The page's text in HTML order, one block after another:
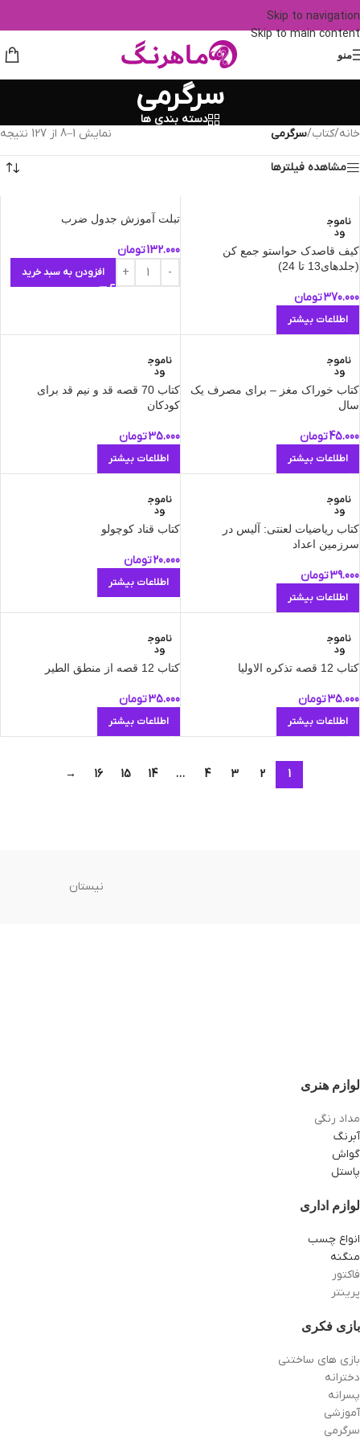
Skip to navigation
Skip to main content
منو
سرگرمی
دسته بندی ها
خانه/کتاب/سرگرمی نمایش 1–8 از 127 نتیجه
مشاهده فیلترها
ناموج
ود
کیف قاصدک حواستو جمع کن
(جلدهای13 تا 24)
370.000تومان
اطلاعات بیشتر
تبلت آموزش جدول ضرب
132.000تومان
افزودن به سبد خرید
ناموج
ود
کتاب خوراک مغز – برای مصرف یک
سال
45.000تومان
اطلاعات بیشتر
ناموج
ود
کتاب 70 قصه قد و نیم ‌قد برای
کودکان
35.000تومان
اطلاعات بیشتر
ناموج
ود
کتاب ریاضیات لعنتی: آلیس در
سرزمین اعداد
39.000تومان
اطلاعات بیشتر
ناموج
ود
کتاب قناد کوچولو
20.000تومان
اطلاعات بیشتر
ناموج
ود
کتاب 12 قصه تذکره الاولیا
35.000تومان
اطلاعات بیشتر
ناموج
ود
کتاب 12 قصه از منطق الطیر
35.000تومان
اطلاعات بیشتر
1
2
3
4
…
14
15
16
→
نیستان
لوازم هنری
مداد رنگی
آبرنگ
گواش
پاستل
لوازم اداری
انواع چسب
منگنه
فاکتور
پرینتر
بازی فکری
بازی های ساختنی
دخترانه
پسرانه
آموزشی
سرگرمی